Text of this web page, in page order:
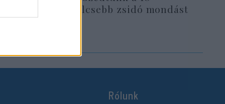
legbölcsebb zsidó mondást
Rólunk